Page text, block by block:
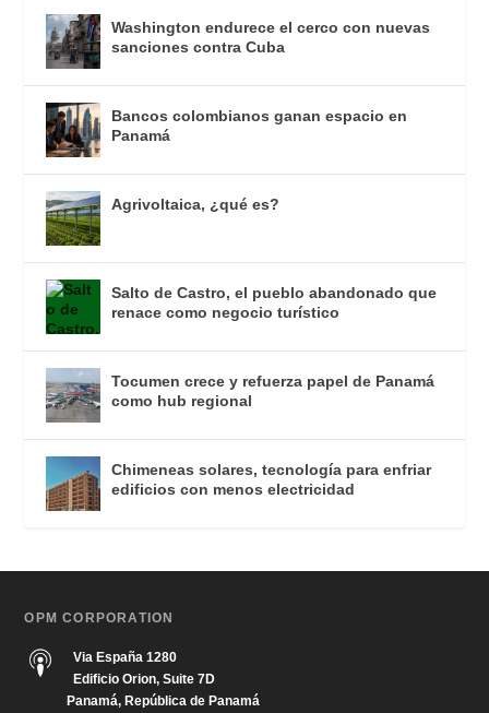
Washington endurece el cerco con nuevas
sanciones contra Cuba
Bancos colombianos ganan espacio en
Panamá
Agrivoltaica, ¿qué es?
Salto de Castro, el pueblo abandonado que
renace como negocio turístico
Tocumen crece y refuerza papel de Panamá
como hub regional
Chimeneas solares, tecnología para enfriar
edificios con menos electricidad
OPM CORPORATION
Via España 1280
Edificio Orion, Suite 7D
Panamá, República de Panamá